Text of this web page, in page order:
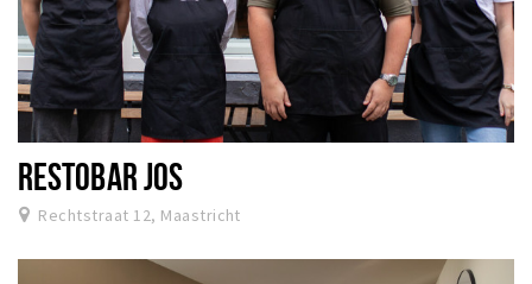
RESTOBAR JOS
Rechtstraat 12, Maastricht